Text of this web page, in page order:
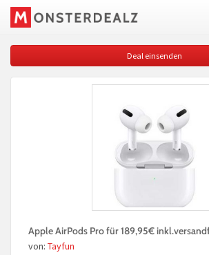
Deal einsenden
Apple AirPods Pro für 189,95€
von: Tayfun